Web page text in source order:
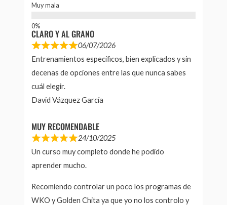
Muy mala
CLARO Y AL GRANO
06/07/2026
Entrenamientos específicos, bien explicados y sin
decenas de opciones entre las que nunca sabes
cuál elegir.
David Vázquez García
MUY RECOMENDABLE
24/10/2025
Un curso muy completo donde he podido
aprender mucho.
Recomiendo controlar un poco los programas de
WKO y Golden Chita ya que yo no los controlo y